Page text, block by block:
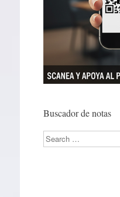
Buscador de notas
Search